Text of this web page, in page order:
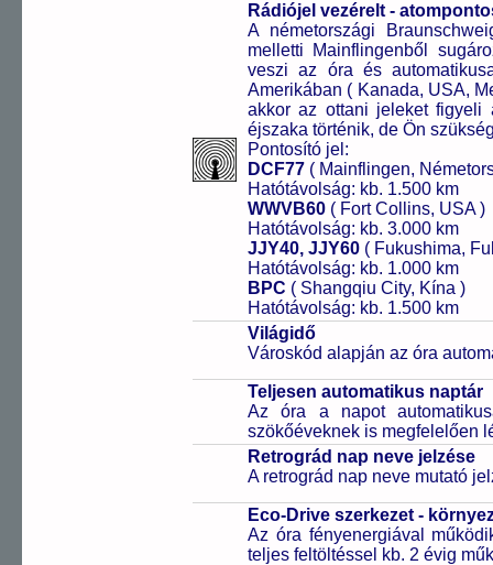
Rádiójel vezérelt -
A németországi
melletti Mainflingenből
veszi az óra és
Amerikában ( Kanada, USA,
akkor az ottani jeleket figyeli
éjszaka történik, de Ön
Pontosító jel:
DCF77 ( Mainflingen,
Hatótávolság: kb. 1.500 km
WWVB60 ( Fort Collins, USA )
Hatótávolság: kb. 3.000 km
JJY40, JJY60 ( Fukushima,
Hatótávolság: kb. 1.000 km
BPC ( Shangqiu City, Kína )
Hatótávolság: kb. 1.500 km
Világidő
Városkód alapján az óra
Teljesen automatikus naptár
Az óra a napot
szökőéveknek is megfelelően
Retrográd nap neve jelzése
A retrográd nap neve mutató
Eco-Drive szerkezet -
Az óra fényenergiával
teljes feltöltéssel kb. 2 évig